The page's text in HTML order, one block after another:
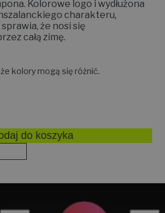
Kolorowe logo i wydłużona
charakteru,
że nosi się
całą zimę.
kolory mogą się różnić.
do koszyka